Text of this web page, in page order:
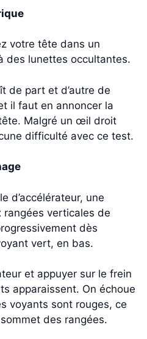
votre tête dans un
des lunettes occultantes.
de part et d’autre de
il faut en annoncer la
Malgré un œil droit
difficulté avec ce test.
d’accélérateur, une
verticales de
dès
vert, en bas.
et appuyer sur le frein
apparaissent. On échoue
voyants sont rouges, ce
des rangées.